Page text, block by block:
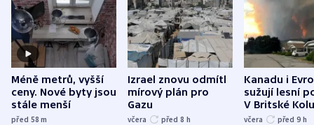
Méně metrů, vyšší
ceny. Nové byty jsou
stále menší
před 58m
Izrael znovu odmítl
mírový plán pro
Gazu
včera před 8 h
Kanadu i
sužují lesní
V Britské
evakuovali
včera před 9 h